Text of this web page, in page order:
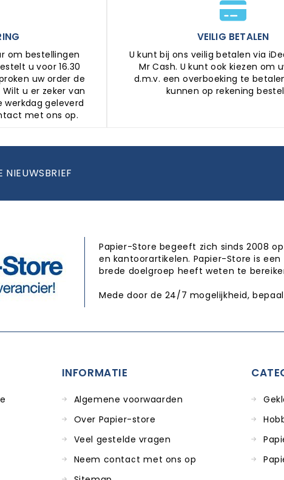
om bestellingen
u voor 16.30
uw order de
u er zeker van
werkdag geleverd
met ons op.
VEILIG BETALEN
U kunt bij ons veilig betalen via
Mr Cash. U kunt ook kiezen om
d.m.v. een overboeking te
kunnen op rekening
NIEUWSBRIEF
Papier-Store begeeft zich sinds 2008
en kantoorartikelen. Papier-Store is
brede doelgroep heeft weten te
Mede door de 24/7 mogelijkheid,
INFORMATIE
Algemene voorwaarden
Over Papier-store
Veel gestelde vragen
Neem contact met ons op